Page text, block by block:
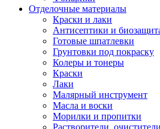
Отделочные материалы
Краски и лаки
Антисептики и
Готовые шпатлевки
Грунтовки под покраску
Колеры и тонеры
Краски
Лаки
Малярный инструмент
Масла и воски
Морилки и пропитки
Растворители,